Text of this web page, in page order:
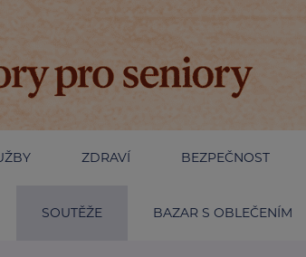
ZDRAVÍ BEZPEČNOST
SOUTĚŽE BAZAR S OBLEČENÍM